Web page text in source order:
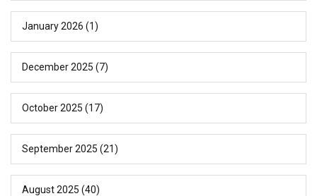
January 2026 (1)
December 2025 (7)
October 2025 (17)
September 2025 (21)
August 2025 (40)